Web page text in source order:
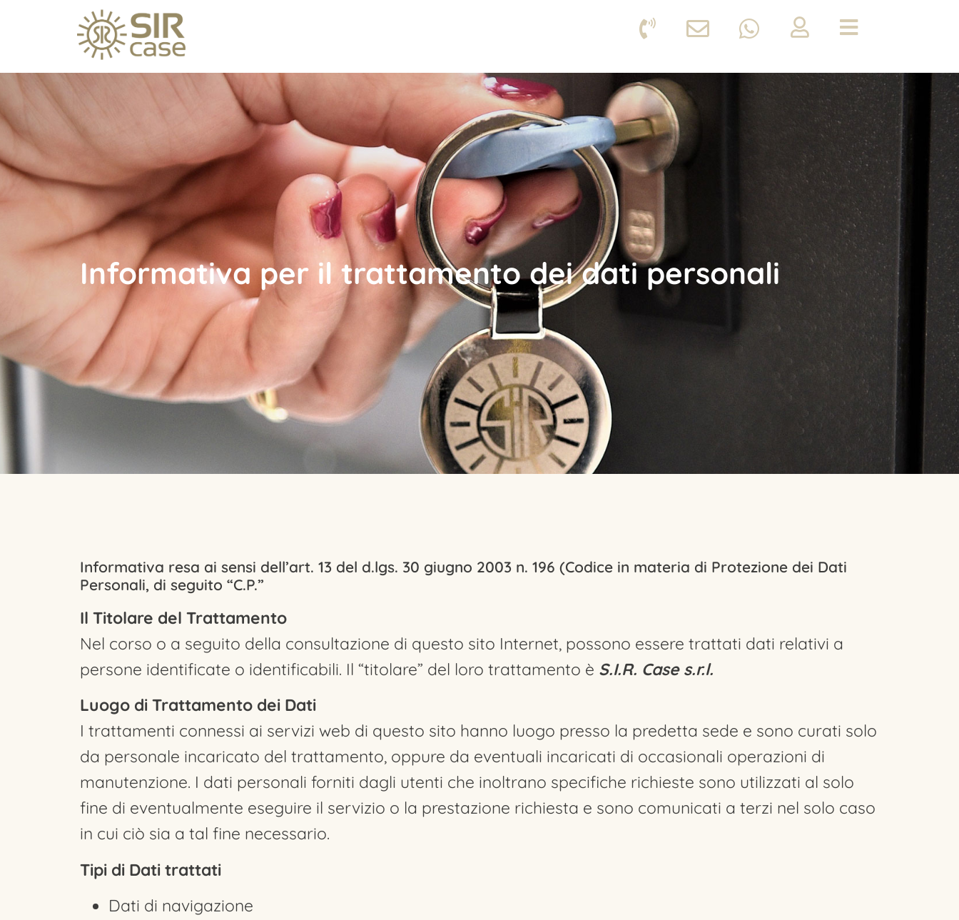
Informativa per il trattamento dei dati personali
Informativa resa ai sensi dell’art. 13 del d.lgs. 30 giugno 2003 n. 196 (Codice in materia di Protezione dei Dati
Personali, di seguito “C.P.”
Il Titolare del Trattamento
Nel corso o a seguito della consultazione di questo sito Internet, possono essere trattati dati relativi a
persone identificate o identificabili. Il “titolare” del loro trattamento è S.I.R. Case s.r.l.
Luogo di Trattamento dei Dati
I trattamenti connessi ai servizi web di questo sito hanno luogo presso la predetta sede e sono curati solo
da personale incaricato del trattamento, oppure da eventuali incaricati di occasionali operazioni di
manutenzione. I dati personali forniti dagli utenti che inoltrano specifiche richieste sono utilizzati al solo
fine di eventualmente eseguire il servizio o la prestazione richiesta e sono comunicati a terzi nel solo caso
in cui ciò sia a tal fine necessario.
Tipi di Dati trattati
Dati di navigazione